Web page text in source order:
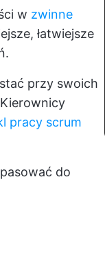
w zwinne
łatwiejsze
przy swoich
pracy scrum
do